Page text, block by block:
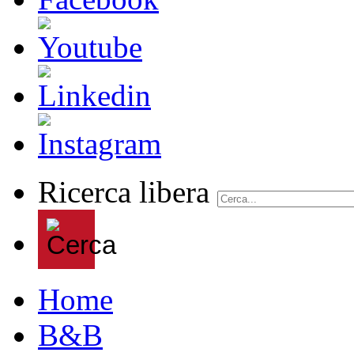
Ricerca libera
Home
B&B